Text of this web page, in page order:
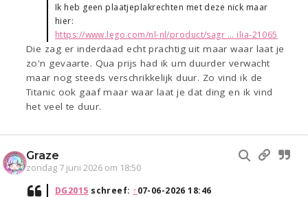
Ik heb geen plaatjeplakrechten met deze nick maar
hier:
https://www.lego.com/nl-nl/product/sagr ... ilia-21065
Die zag er inderdaad echt prachtig uit maar waar laat je
zo'n gevaarte. Qua prijs had ik um duurder verwacht
maar nog steeds verschrikkelijk duur. Zo vind ik de
Titanic ook gaaf maar waar laat je dat ding en ik vind
het veel te duur.
Graze
zondag 7 juni 2026 om 18:50
DG2015 schreef: ↑07-06-2026 18:46